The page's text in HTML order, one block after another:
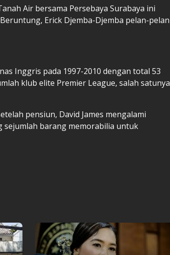
Air bersama Persebaya Surabaya ini
Erick Djemba-Djemba pelan-pelan
Inggris pada 1997-2010 dengan total 53
klub elite Premier League, salah satunya
pensiun, David James mengalami
sejumlah barang memorabilia untuk